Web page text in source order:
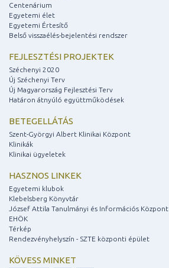
Centenárium
Egyetemi élet
Egyetemi Értesítő
Belső visszaélés-bejelentési rendszer
FEJLESZTÉSI PROJEKTEK
Széchenyi 2020
Új Széchenyi Terv
Új Magyarország Fejlesztési Terv
Határon átnyúló együttműködések
BETEGELLÁTÁS
Szent-Györgyi Albert Klinikai Központ
Klinikák
Klinikai ügyeletek
HASZNOS LINKEK
Egyetemi klubok
Klebelsberg Könyvtár
József Attila Tanulmányi és Információs Központ
EHÖK
Térkép
Rendezvényhelyszín - SZTE központi épület
KÖVESS MINKET